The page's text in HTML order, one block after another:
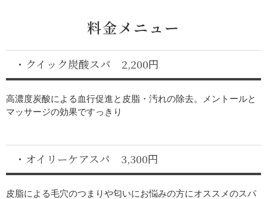
料金メニュー
・クイック炭酸スパ 2,200円
高濃度炭酸による血行促進と皮脂・汚れの除去。メントールと
マッサージの効果ですっきり
・オイリーケアスパ 3,300円
皮脂による毛穴のつまりや匂いにお悩みの方にオススメのスパ